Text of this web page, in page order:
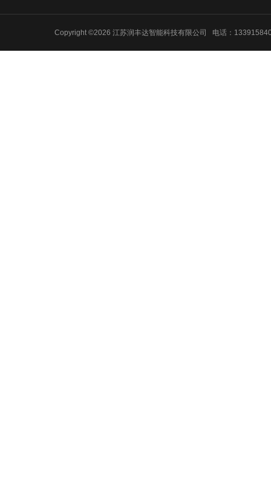
Copyright ©2026 江苏润丰达智能科技有限公司 电话：